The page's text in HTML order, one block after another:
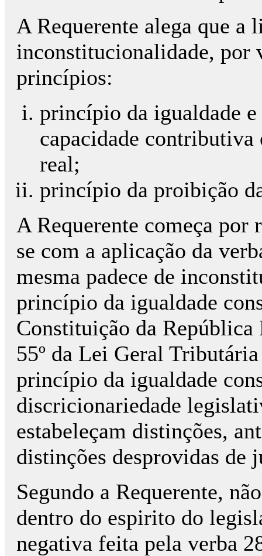
A Requerente alega que a
inconstitucionalidade, por
princípios:
princípio da igualdade
capacidade
real;
princípio da proibição
A Requerente começa
se com a aplicação da
mesma padece de
princípio da igualdade
Constituição da República
55º da Lei Geral
princípio da igualdade
discricionariedade
estabeleçam distinções,
distinções desprovidas
Segundo a Requerente,
dentro do espirito do
negativa feita pela verba